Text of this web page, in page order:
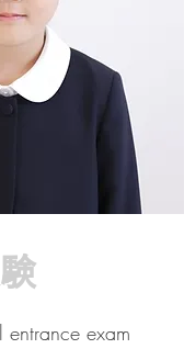
entrance exam